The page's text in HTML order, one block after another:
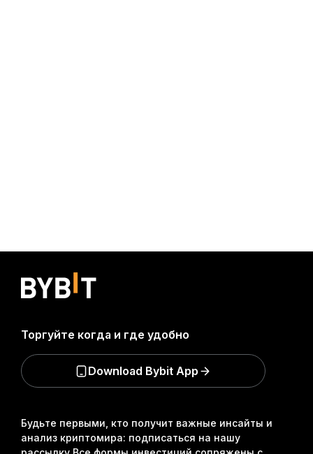
Будьте первыми, кто получит важные инсайты и
анализ криптомира: подписаться на нашу
Торгуйте когда и где удобно
Download Bybit App